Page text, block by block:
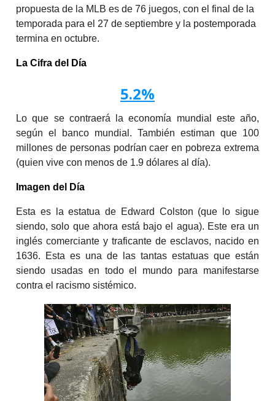
propuesta de la MLB es de 76 juegos, con el final de la
temporada para el 27 de septiembre y la postemporada
termina en octubre.
La Cifra del Día
5.2%
Lo que se contraerá la economía mundial este año,
según el banco mundial. También estiman que 100
millones de personas podrían caer en pobreza extrema
(quien vive con menos de 1.9 dólares al día).
Imagen del Día
Esta es la estatua de Edward Colston (que lo sigue
siendo, solo que ahora está bajo el agua). Este era un
inglés comerciante y traficante de esclavos, nacido en
1636. Esta es una de las tantas estatuas que están
siendo usadas en todo el mundo para manifestarse
contra el racismo sistémico.